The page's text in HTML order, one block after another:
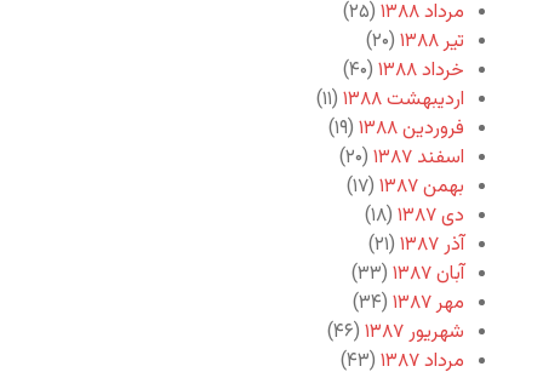
مرداد ۱۳۸۸
(۲۵)
تیر ۱۳۸۸
(۲۰)
خرداد ۱۳۸۸
(۴۰)
اردیبهشت ۱۳۸۸
(۱۱)
فروردین ۱۳۸۸
(۱۹)
اسفند ۱۳۸۷
(۲۰)
بهمن ۱۳۸۷
(۱۷)
دی ۱۳۸۷
(۱۸)
آذر ۱۳۸۷
(۲۱)
آبان ۱۳۸۷
(۳۳)
مهر ۱۳۸۷
(۳۴)
شهریور ۱۳۸۷
(۴۶)
مرداد ۱۳۸۷
(۴۳)